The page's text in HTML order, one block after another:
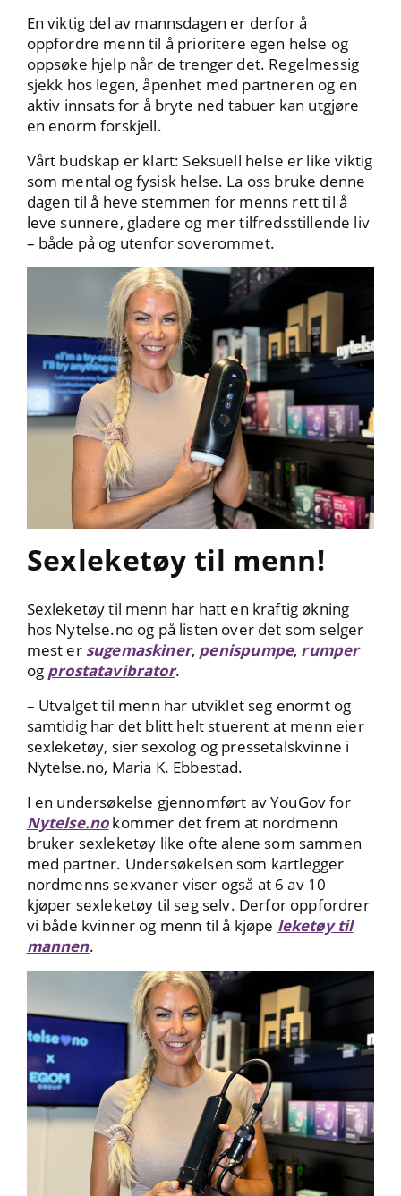
En viktig del av mannsdagen er derfor å
oppfordre menn til å prioritere egen helse og
oppsøke hjelp når de trenger det. Regelmessig
sjekk hos legen, åpenhet med partneren og en
aktiv innsats for å bryte ned tabuer kan utgjøre
en enorm forskjell.
Vårt budskap er klart: Seksuell helse er like viktig
som mental og fysisk helse. La oss bruke denne
dagen til å heve stemmen for menns rett til å
leve sunnere, gladere og mer tilfredsstillende liv
– både på og utenfor soverommet.
Sexleketøy til menn!
Sexleketøy til menn har hatt en kraftig økning
hos Nytelse.no og på listen over det som selger
mest er sugemaskiner, penispumpe, rumper
og prostatavibrator.
– Utvalget til menn har utviklet seg enormt og
samtidig har det blitt helt stuerent at menn eier
sexleketøy, sier sexolog og pressetalskvinne i
Nytelse.no, Maria K. Ebbestad.
I en undersøkelse gjennomført av YouGov for
Nytelse.nokommer det frem at nordmenn
bruker sexleketøy like ofte alene som sammen
med partner. Undersøkelsen som kartlegger
nordmenns sexvaner viser også at 6 av 10
kjøper sexleketøy til seg selv. Derfor oppfordrer
vi både kvinner og menn til å kjøpe leketøy til
mannen.